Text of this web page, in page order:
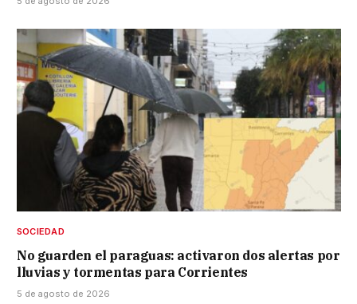
SOCIEDAD
No guarden el paraguas: activaron dos alertas por
lluvias y tormentas para Corrientes
5 de agosto de 2026